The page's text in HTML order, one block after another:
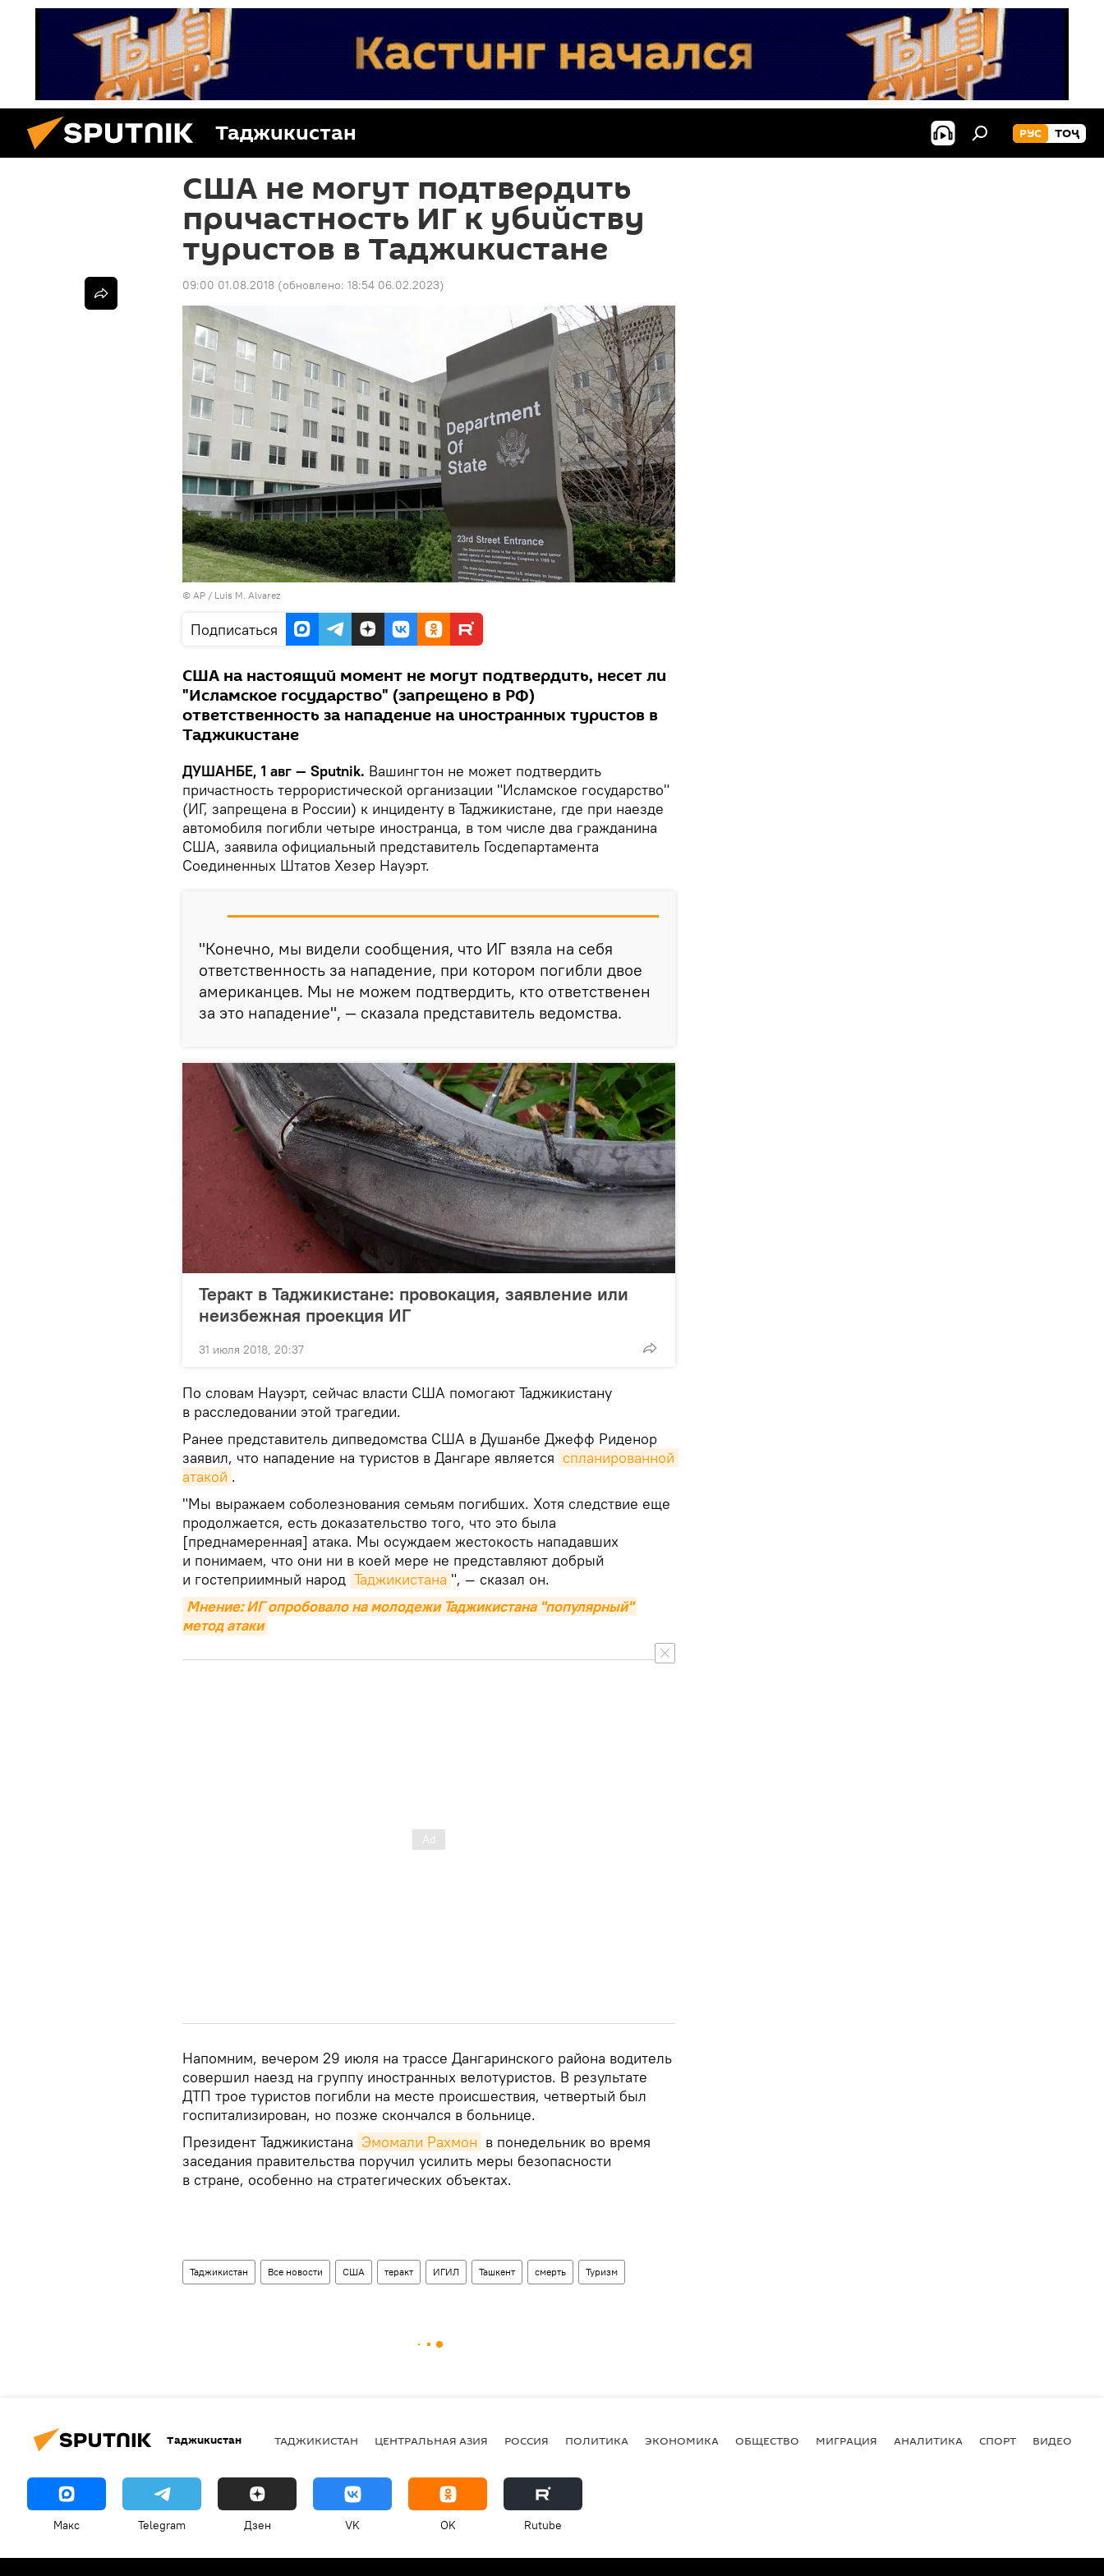
Таджикистан РУС ТОҶ
США не могут подтвердить
причастность ИГ к убийству
туристов в Таджикистане
09:00 01.08.2018 (обновлено: 18:54 06.02.2023)
© AP / Luis M. Alvarez
Подписаться
США на настоящий момент не могут подтвердить, несет ли
"Исламское государство" (запрещено в РФ)
ответственность за нападение на иностранных туристов в
Таджикистане
ДУШАНБЕ, 1 авг — Sputnik. Вашингтон не может подтвердить
причастность террористической организации "Исламское государство"
(ИГ, запрещена в России) к инциденту в Таджикистане, где при наезде
автомобиля погибли четыре иностранца, в том числе два гражданина
США, заявила официальный представитель Госдепартамента
Соединенных Штатов Хезер Науэрт.
"Конечно, мы видели сообщения, что ИГ взяла на себя
ответственность за нападение, при котором погибли двое
американцев. Мы не можем подтвердить, кто ответственен
за это нападение", — сказала представитель ведомства.
Теракт в Таджикистане: провокация, заявление или
неизбежная проекция ИГ
31 июля 2018, 20:37
По словам Науэрт, сейчас власти США помогают Таджикистану
в расследовании этой трагедии.
Ранее представитель дипведомства США в Душанбе Джефф Риденор
заявил, что нападение на туристов в Дангаре является спланированной
атакой .
"Мы выражаем соболезнования семьям погибших. Хотя следствие еще
продолжается, есть доказательство того, что это была
[преднамеренная] атака. Мы осуждаем жестокость нападавших
и понимаем, что они ни в коей мере не представляют добрый
и гостеприимный народ Таджикистана ", — сказал он.
Мнение: ИГ опробовало на молодежи Таджикистана "популярный"
метод атаки
Напомним, вечером 29 июля на трассе Дангаринского района водитель
совершил наезд на группу иностранных велотуристов. В результате
ДТП трое туристов погибли на месте происшествия, четвертый был
госпитализирован, но позже скончался в больнице.
Президент Таджикистана Эмомали Рахмон в понедельник во время
заседания правительства поручил усилить меры безопасности
в стране, особенно на стратегических объектах.
Таджикистан Все новости США теракт ИГИЛ Ташкент смерть Туризм
Таджикистан ТАДЖИКИСТАН ЦЕНТРАЛЬНАЯ АЗИЯ РОССИЯ ПОЛИТИКА ЭКОНОМИКА ОБЩЕСТВО МИГРАЦИЯ АНАЛИТИКА СПОРТ ВИДЕО
Макс Telegram Дзен VK OK Rutube